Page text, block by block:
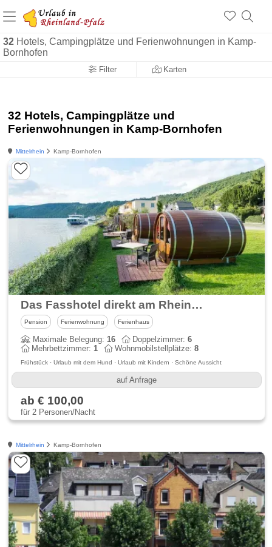
32 Hotels, Campingplätze und Ferienwohnungen in Kamp-
Bornhofen
Filter Karten
+1.500 Unterkünfte in Rheinland-Pfalz
+1.000 Sehenswürdigkeiten
Über 25 Jahre online
32 Hotels, Campingplätze und
Ferienwohnungen in Kamp-Bornhofen
Mittelrhein Kamp-Bornhofen
Das Fasshotel direkt am Rheinufer
Pension Ferienwohnung Ferienhaus
Maximale Belegung:16 Doppelzimmer:6
Mehrbettzimmer:1 Wohnmobilstellplätze:8
Frühstück · Urlaub mit dem Hund · Urlaub mit Kindern · Schöne Aussicht
auf Anfrage
ab € 100,00
für 2 Personen/Nacht
Mittelrhein Kamp-Bornhofen